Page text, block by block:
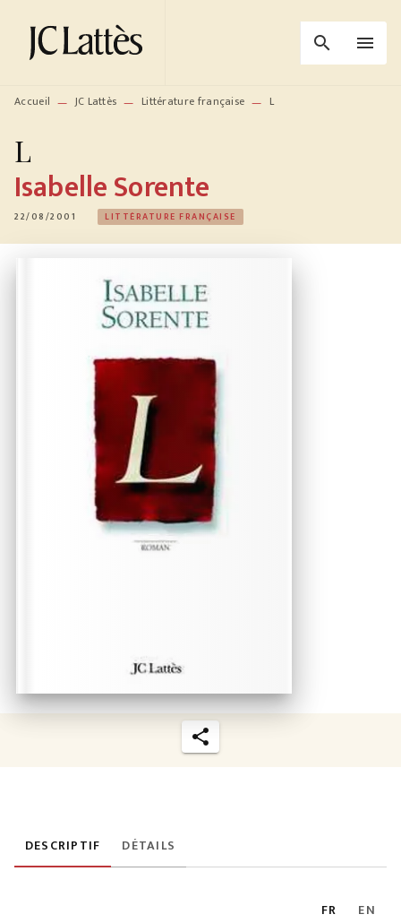
MENU RECHERCHE
PIED DE PAGE
search menu
Accueil — JC Lattès — Littérature française — L
L
Isabelle Sorente
22/08/2001 LITTÉRATURE FRANÇAISE
DESCRIPTIF DÉTAILS
FR EN